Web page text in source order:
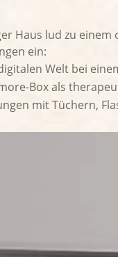
Haus lud zu
ein:
Welt bei
Box als
mit Tüchern,